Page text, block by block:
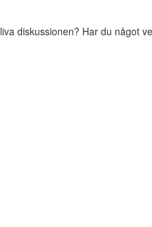
diskussionen? Har du något